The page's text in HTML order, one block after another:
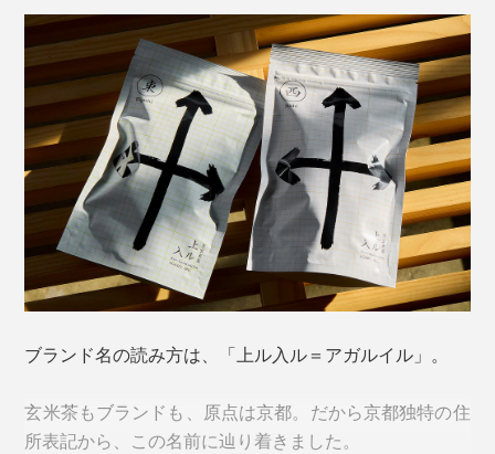
そのルーツとなったのは、昭和初期。
京都のとあるお茶屋さんが、鏡開きの際に割れて飛び散
った鏡餅の細かなカケラを見て、「なんとかうまいこと
使えないものか」と考え、それを炒って茶葉に混ぜたこ
とがはじまりに。
こだわりの煎茶とほうじ茶。2種の異なるうまさを、ぜ
ひ飲み比べてください。
ブランド名の読み方は、「上ル入ル＝アガルイル」。
玄米茶もブランドも、原点は京都。だから京都独特の住
所表記から、この名前に辿り着きました。